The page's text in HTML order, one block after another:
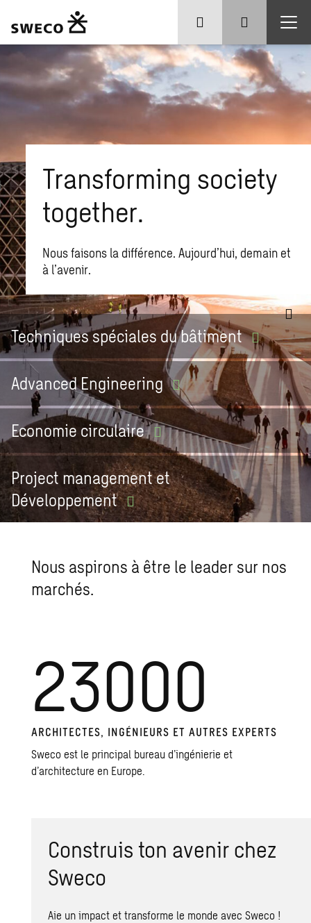
Transforming society
together.
Nous faisons la différence. Aujourd’hui, demain et
à l’avenir.
Que recherchez-vous ?
Techniques spéciales dubâtiment
AdvancedEngineering
Economiecirculaire
Project management et
Développement
Nous aspirons à être le leader sur nos
marchés.
23000
ARCHITECTES, INGÉNIEURS ET AUTRES EXPERTS
Sweco est le principal bureau d’ingénierie et
d’architecture en Europe.
Construis ton avenir chez
Sweco
Aie un impact et transforme le monde avec Sweco !